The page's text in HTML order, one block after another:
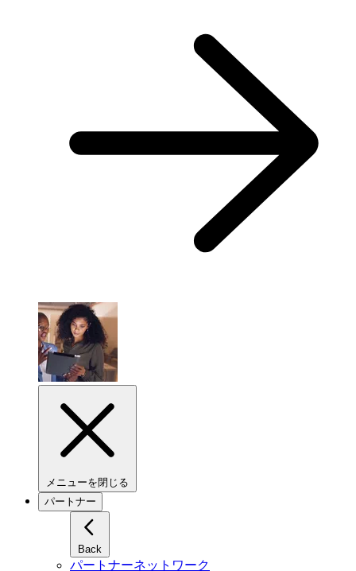
メニューを閉じる
パートナー
Back
パートナーネットワーク